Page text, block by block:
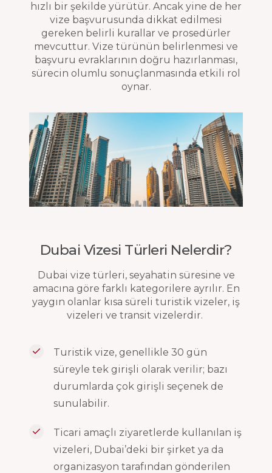
hızlı bir şekilde yürütür. Ancak yine de her
vize başvurusunda dikkat edilmesi
gereken belirli kurallar ve prosedürler
mevcuttur. Vize türünün belirlenmesi ve
başvuru evraklarının doğru hazırlanması,
sürecin olumlu sonuçlanmasında etkili rol
oynar.
Dubai Vizesi Türleri Nelerdir?
Dubai vize türleri, seyahatin süresine ve
amacına göre farklı kategorilere ayrılır. En
yaygın olanlar kısa süreli turistik vizeler, iş
vizeleri ve transit vizelerdir.
Turistik vize, genellikle 30 gün
süreyle tek girişli olarak verilir; bazı
durumlarda çok girişli seçenek de
sunulabilir.
Ticari amaçlı ziyaretlerde kullanılan iş
vizeleri, Dubai’deki bir şirket ya da
organizasyon tarafından gönderilen